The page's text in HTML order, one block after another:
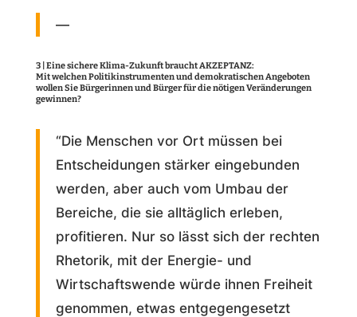
—
3 | Eine sichere Klima-Zukunft braucht AKZEPTANZ:
Mit welchen Politikinstrumenten und demokratischen Angeboten
wollen Sie Bürgerinnen und Bürger für die nötigen Veränderungen
gewinnen?
“Die Menschen vor Ort müssen bei
Entscheidungen stärker eingebunden
werden, aber auch vom Umbau der
Bereiche, die sie alltäglich erleben,
profitieren. Nur so lässt sich der rechten
Rhetorik, mit der Energie- und
Wirtschaftswende würde ihnen Freiheit
genommen, etwas entgegengesetzt